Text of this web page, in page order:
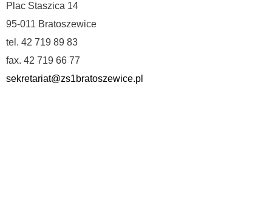
Plac Staszica 14
95-011 Bratoszewice
tel. 42 719 89 83
fax. 42 719 66 77
sekretariat@zs1bratoszewice.pl